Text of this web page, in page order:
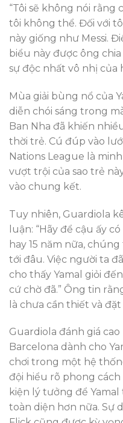
“Tôi sẽ không nói rằng
tôi không thể. Đối với
này giống như Messi.
biểu này được ông
sự độc nhất vô nhị của
Mùa giải bùng nổ của
diễn chói sáng trong
Ban Nha đã khiến
thời trẻ. Cú đúp vào
Nations League là
vượt trội của sao trẻ
vào chung kết.
Tuy nhiên, Guardiola
luận: “Hãy để cậu ấy
hay 15 năm nữa,
tới đâu. Việc người ta
cho thấy Yamal giỏi
cứ chờ đã.” Ông tin
là chưa cần thiết và
Guardiola đánh giá
Barcelona dành cho
chơi trong một hệ
đội hiểu rõ phong
kiện lý tưởng để
toàn diện hơn nữa. Sự